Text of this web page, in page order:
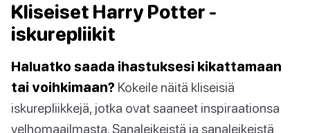
Kliseiset Harry Potter -
iskurepliikit
Haluatko saada ihastuksesi kikattamaan
tai voihkimaan? Kokeile näitä kliseisiä
iskurepliikkejä, jotka ovat saaneet inspiraationsa
velhomaailmasta. Sanaleikeistä ja sanaleikeistä